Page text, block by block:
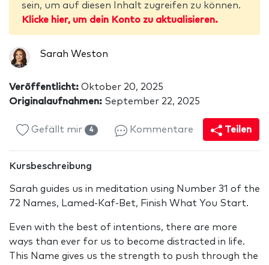
sein, um auf diesen Inhalt zugreifen zu können.
Klicke hier, um dein Konto zu aktualisieren.
Sarah Weston
Veröffentlicht: Oktober 20, 2025
Originalaufnahmen: September 22, 2025
Gefällt mir 4 Kommentare Teilen
Kursbeschreibung
Sarah guides us in meditation using Number 31 of the
72 Names, Lamed-Kaf-Bet, Finish What You Start.
Even with the best of intentions, there are more
ways than ever for us to become distracted in life.
This Name gives us the strength to push through the